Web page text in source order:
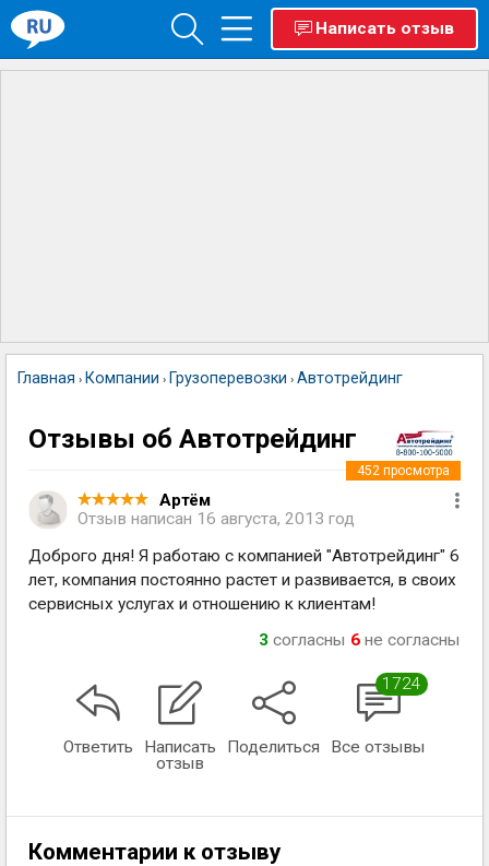
Написать отзыв
Главная › Компании › Грузоперевозки › Автотрейдинг
Отзывы об Автотрейдинг
Артём
Отзыв написан 16 августа, 2013 год
452 просмотра
Доброго дня! Я работаю с компанией "Автотрейдинг" 6
лет, компания постоянно растет и развивается, в своих
сервисных услугах и отношению к клиентам!
3 согласны 6 не согласны
Ответить
Написать
отзыв
Поделиться
1724
Все отзывы
Комментарии к отзыву